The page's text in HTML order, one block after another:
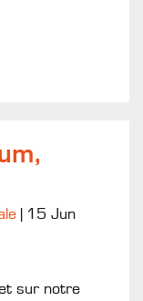
15 Jun
sur notre